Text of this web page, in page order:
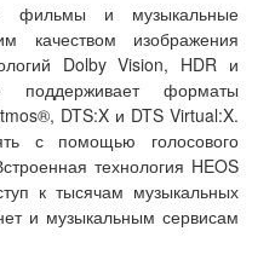
фильмы и музыкальные
качеством изображения
Dolby Vision, HDR и
поддерживает форматы
DTS:X и DTS Virtual:X.
с помощью голосового
технология HEOS
к тысячам музыкальных
и музыкальным сервисам